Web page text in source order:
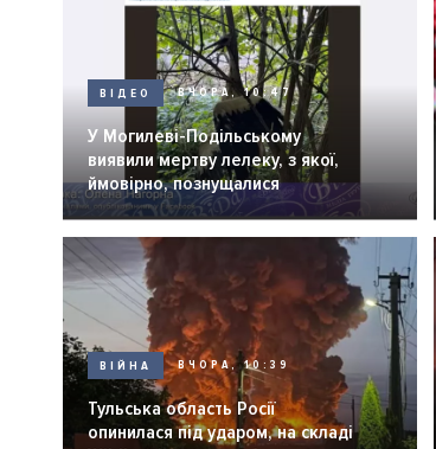
ВІДЕО ВЧОРА, 10:47
У Могилеві-Подільському
виявили мертву лелеку, з якої,
ймовірно, познущалися
ВІЙНА ВЧОРА, 10:39
Тульська область Росії
опинилася під ударом, на складі